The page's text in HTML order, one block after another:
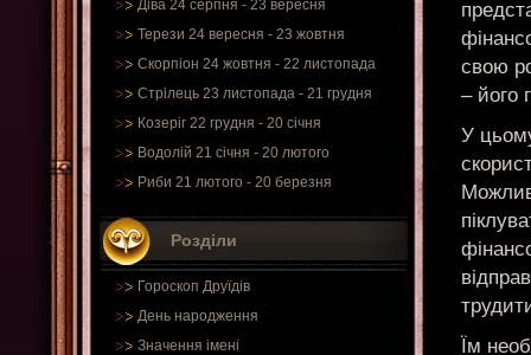
Діва 24 серпня - 23 вересня
Терези 24 вересня - 23 жовтня
Скорпіон 24 жовтня - 22 листопада
Стрілець 23 листопада - 21 грудня
Козеріг 22 грудня - 20 січня
Водолій 21 січня - 20 лютого
Риби 21 лютого - 20 березня
Розділи
Гороскоп Друїдів
День народження
Значення імені
свою
– його
У
Їм